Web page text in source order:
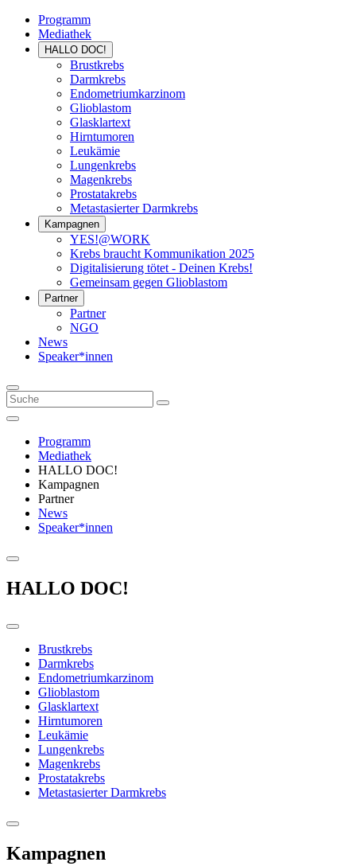
Programm
Mediathek
HALLO DOC!
Brustkrebs
Darmkrebs
Endometriumkarzinom
Glioblastom
Glasklartext
Hirntumoren
Leukämie
Lungenkrebs
Magenkrebs
Prostatakrebs
Metastasierter Darmkrebs
Kampagnen
YES!@WORK
Krebs braucht Kommunikation 2025
Digitalisierung tötet - Deinen Krebs!
Gemeinsam gegen Glioblastom
Partner
Partner
NGO
News
Speaker*innen
Programm
Mediathek
HALLO DOC!
Kampagnen
Partner
News
Speaker*innen
HALLO DOC!
Brustkrebs
Darmkrebs
Endometriumkarzinom
Glioblastom
Glasklartext
Hirntumoren
Leukämie
Lungenkrebs
Magenkrebs
Prostatakrebs
Metastasierter Darmkrebs
Kampagnen